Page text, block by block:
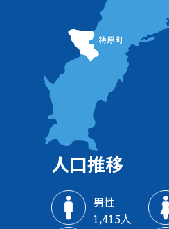
人口推移
男性
1‚415人